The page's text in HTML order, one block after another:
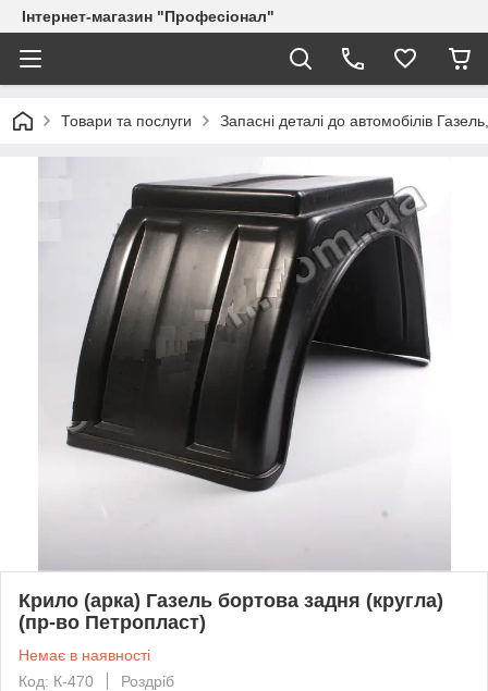
Інтернет-магазин "Професіонал"
Товари та послуги Запасні деталі до автомобілів
Крило (арка) Газель бортова задня (кругла)
(пр-во Петропласт)
Немає в наявності
Код: К-470
Роздріб